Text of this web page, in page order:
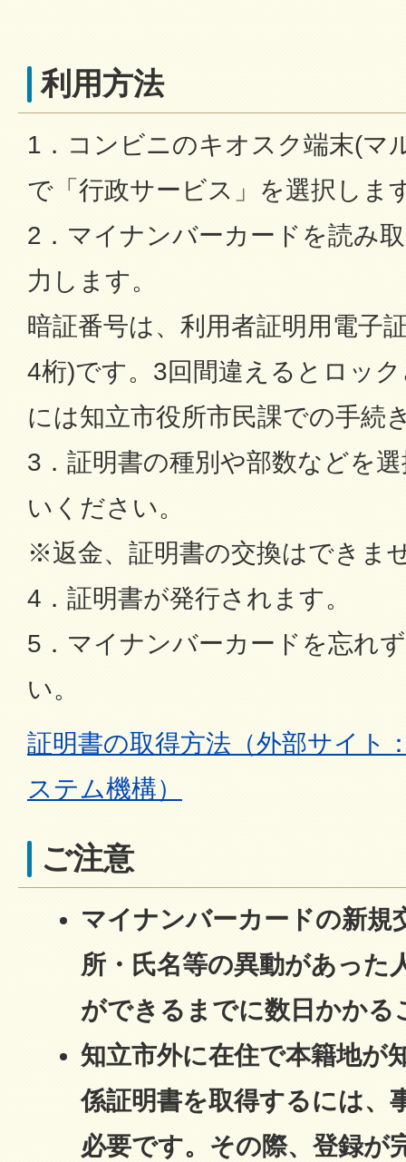
利用方法
1．コンビニのキオスク端末(マ
で「行政サービス」を選択しま
2．マイナンバーカードを読み
力します。
暗証番号は、利用者証明用電子
4桁)です。3回間違えるとロッ
には知立市役所市民課での手続
3．証明書の種別や部数などを
いください。
※返金、証明書の交換はできま
4．証明書が発行されます。
5．マイナンバーカードを忘れ
い。
証明書の取得方法（外部サイト
ステム機構）
ご注意
マイナンバーカードの新規
所・氏名等の異動があった
ができるまでに数日かかる
知立市外に在住で本籍地が
係証明書を取得するには、
必要です。その際、登録が